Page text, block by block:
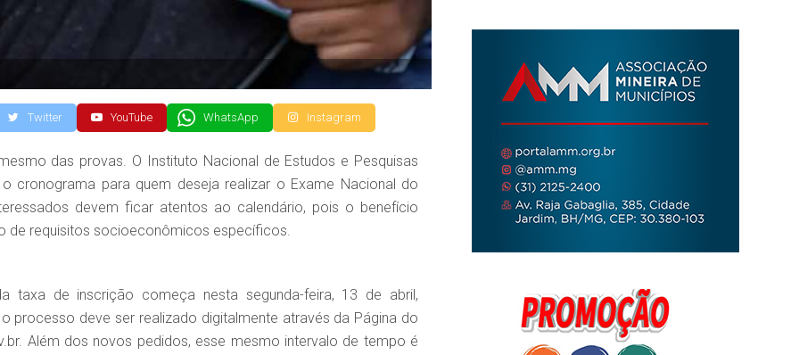
Twitter YouTube WhatsApp Instagram
das provas. O Instituto Nacional de Estudos e Pesquisas
cronograma para quem deseja realizar o Exame Nacional do
devem ficar atentos ao calendário, pois o benefício
de requisitos socioeconômicos específicos.
taxa de inscrição começa nesta segunda-feira, 13 de abril,
processo deve ser realizado digitalmente através da Página do
Além dos novos pedidos, esse mesmo intervalo de tempo é